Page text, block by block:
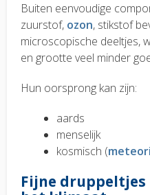
Buiten eenvoudige
zuurstof, ozon, stikstof
microscopische deeltjes,
en grootte veel minder
Hun oorsprong kan zijn:
aards
menselijk
kosmisch (
Fijne druppeltjes